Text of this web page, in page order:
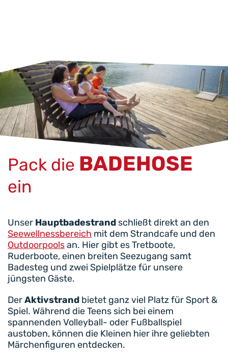
Pack die BADEHOSE
ein
Unser Hauptbadestrand schließt direkt an den
Seewellnessbereich mit dem Strandcafe und den
Outdoorpoolsan. Hier gibt es Tretboote,
Ruderboote, einen breiten Seezugang samt
Badesteg und zwei Spielplätze für unsere
jüngsten Gäste.
DerAktivstrand bietet ganz viel Platz für Sport &
Spiel. Während die Teens sich bei einem
spannenden Volleyball- oder Fußballspiel
austoben, können die Kleinen hier ihre geliebten
Märchenfiguren entdecken.